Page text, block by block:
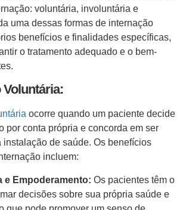
voluntária, involuntária e
uma dessas formas de internação
benefícios e finalidades específicas,
o tratamento adequado e o bem-
Voluntária:
ocorre quando um paciente decide
por conta própria e concorda em ser
instalação de saúde. Os benefícios
incluem:
e Empoderamento: Os pacientes têm o
decisões sobre sua própria saúde e